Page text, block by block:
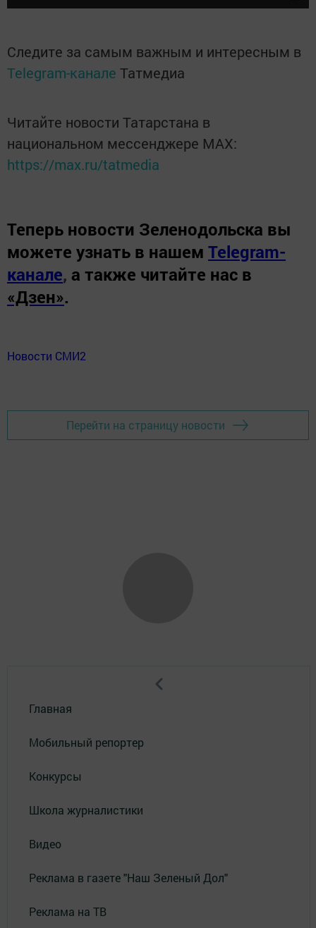
Следите за самым важным и интересным в
Telegram-канале Татмедиа
Читайте новости Татарстана в
национальном мессенджере MАХ:
https://max.ru/tatmedia
Теперь новости Зеленодольска вы
можете узнать в нашем Telegram-
канале, а также читайте нас в
«Дзен».
Новости СМИ2
Перейти на страницу новости
Главная
Мобильный репортер
Конкурсы
Школа журналистики
Видео
Реклама в газете "Наш Зеленый Дол"
Реклама на ТВ